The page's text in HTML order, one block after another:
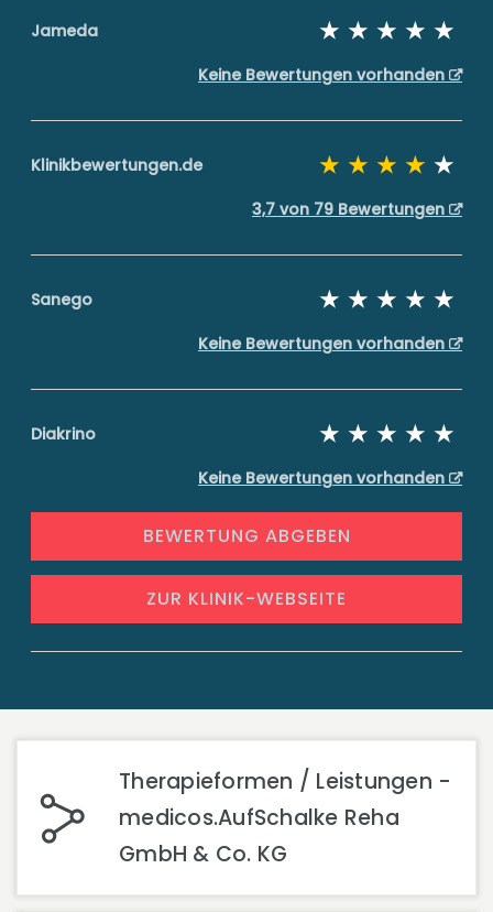
Jameda
Keine Bewertungen vorhanden
Klinikbewertungen.de
3,7 von 79 Bewertungen
Sanego
Keine Bewertungen vorhanden
Diakrino
Keine Bewertungen vorhanden
BEWERTUNG ABGEBEN
ZUR KLINIK-WEBSEITE
Therapieformen / Leistungen -
medicos.AufSchalke Reha
GmbH & Co. KG